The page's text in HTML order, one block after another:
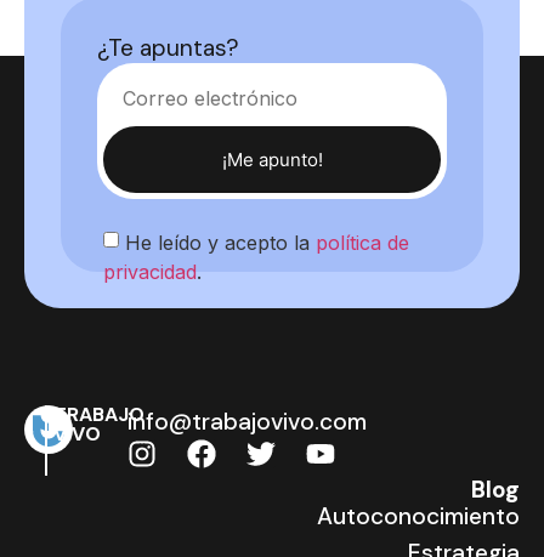
¿Te apuntas?
He leído y acepto la política de
privacidad.
¡Me apunto!
TRABAJO
VIVO info@trabajovivo.com
Blog
Autoconocimiento